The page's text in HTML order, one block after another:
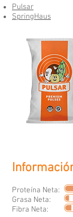
Pulsar​
SpringHaus
Proteína Neta:
Grasa Neta:
Fibra Neta: